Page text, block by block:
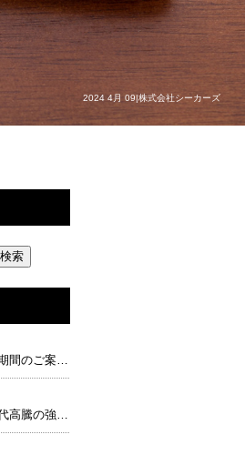
2024 4月 09|株式会社シーカーズ
【お知らせ】夏季休業期間のご案内と、猛暑の中でのドライブで気をつけたいポイント
【入庫情報】ガソリン代高騰の強い味方！走行5.8万キロの「アルト エコS」が入荷しました！